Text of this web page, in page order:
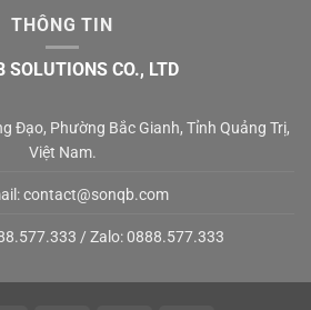
THÔNG TIN
SOLUTIONS CO., LTD
Đạo, Phường Bắc Gianh, Tỉnh Quảng Trị,
Việt Nam.
contact@sonqb.com
/ Zalo:0888.577.333